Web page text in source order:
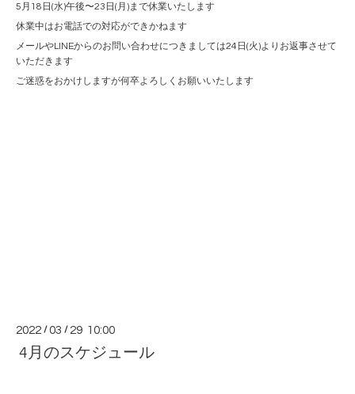
5月18日(水)午後〜23日(月)まで休業いたします
休業中はお電話での対応ができかねます
メールやLINEからのお問い合わせにつきましては24日(火)よりお返事させて
いただきます
ご迷惑をおかけしますが何卒よろしくお願いいたします
2022 /03 / 29 10:00
4月のスケジュール